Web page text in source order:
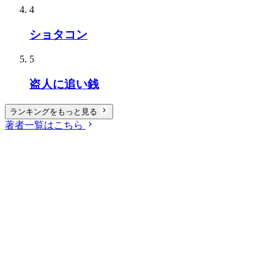
4
ショタコン
5
盗人に追い銭
ランキングをもっと見る
著者一覧はこちら